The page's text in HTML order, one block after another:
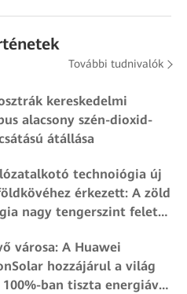
További tudnivalók
kereskedelmi
alacsony szén-dioxid-
átállása
technoiógia új
érkezett: A zöld
nagy tengerszint feletti
kerül
városa: A Huawei
hozzájárul a világ
100%-ban tiszta energiával